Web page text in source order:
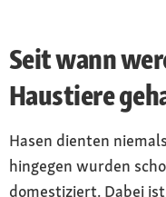
Seit wann
Haustiere
Hasen dienten
hingegen wurden
domestiziert. Dabei